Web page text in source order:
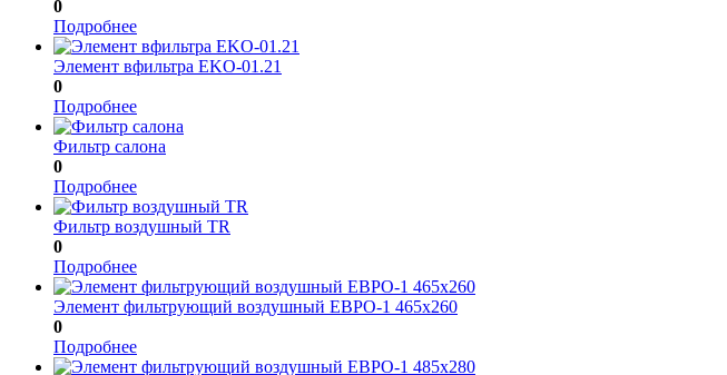
0
Подробнее
Элемент вфильтра EKO-01.21
0
Подробнее
Фильтр салона
0
Подробнее
Фильтр воздушный TR
0
Подробнее
Элемент фильтрующий воздушный ЕВРО-1 465х260
0
Подробнее